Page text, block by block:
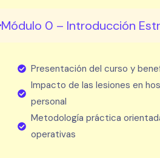
Módulo 0 – Introducción
Presentación del curso y
Impacto de las lesiones en
personal
Metodología práctica
operativas